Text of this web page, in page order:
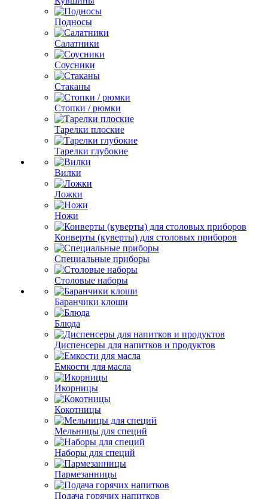
Подносы
Салатники
Соусники
Стаканы
Стопки / рюмки
Тарелки плоские
Тарелки глубокие
Вилки
Ложки
Ножи
Конверты (куверты) для столовых приборов
Специальные приборы
Столовые наборы
Баранчики клоши
Блюда
Диспенсеры для напитков и продуктов
Емкости для масла
Икорницы
Кокотницы
Мельницы для специй
Наборы для специй
Пармезанницы
Подача горячих напитков